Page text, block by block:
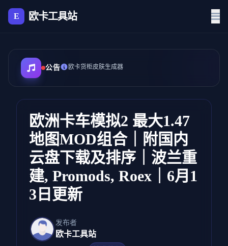
E 欧卡工具站
公告 欧卡货柜皮肤生成器
欧洲卡车模拟2 最大1.47
地图MOD组合｜附国内
云盘下载及排序｜波兰重
建, Promods, Roex｜6月1
3日更新
发布者
欧卡工具站